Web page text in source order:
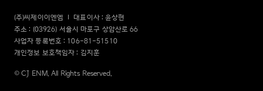
(주)씨제이이엔엠
대표이사 : 윤상현
주소 : (03926) 서울시 마포구 상암산로 66
사업자 등록번호 : 106-81-51510
개인정보 보호책임자 : 김지훈
© CJ ENM. All Rights Reserved.